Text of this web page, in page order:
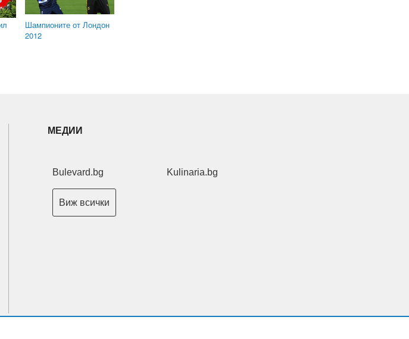
Шампионите от Лондон
2012
МЕДИИ
Bulevard.bg Kulinaria.bg
Виж всички
ООД. Всички права запазени.